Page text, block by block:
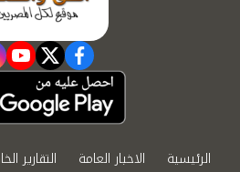
facebook
twitter
الرئيسية الاخبار العامة التقارير